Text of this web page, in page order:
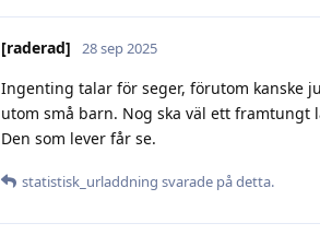
[raderad] 28 sep 2025
Ingenting talar för seger, förutom kanske
utom små barn. Nog ska väl ett
Den som lever får se.
statistisk_urladdning svarade på detta.